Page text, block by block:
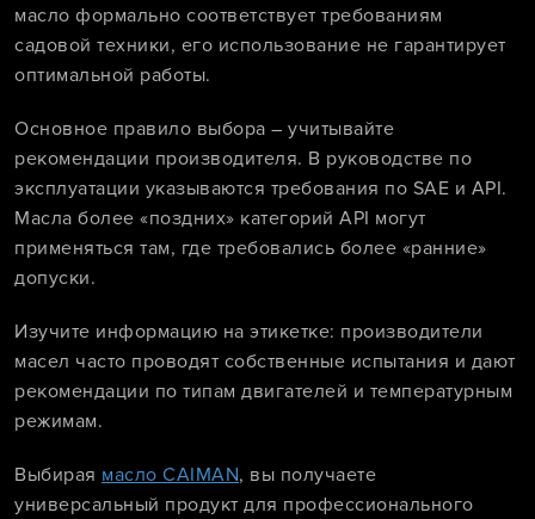
масло формально соответствует требованиям
садовой техники, его использование не гарантирует
оптимальной работы.
Основное правило выбора – учитывайте
рекомендации производителя. В руководстве по
эксплуатации указываются требования по SAE и API.
Масла более «поздних» категорий API могут
применяться там, где требовались более «ранние»
допуски.
Изучите информацию на этикетке: производители
масел часто проводят собственные испытания и дают
рекомендации по типам двигателей и температурным
режимам.
Выбирая масло CAIMAN, вы получаете
универсальный продукт для профессионального